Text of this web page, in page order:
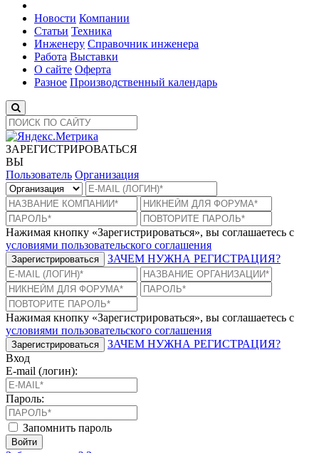
Новости Компании
Статьи Техника
Инженеру Справочник инженера
Работа Выставки
О сайте Оферта
Разное Производственный календарь
ЗАРЕГИСТРИРОВАТЬСЯ
ВЫ
Пользователь Организация
Нажимая кнопку «Зарегистрироваться», вы соглашаетесь с
условиями пользовательского соглашения
Зарегистрироваться ЗАЧЕМ НУЖНА РЕГИСТРАЦИЯ?
Нажимая кнопку «Зарегистрироваться», вы соглашаетесь с
условиями пользовательского соглашения
Зарегистрироваться
ЗАЧЕМ НУЖНА РЕГИСТРАЦИЯ?
Вход
E-mail (логин):
Пароль:
Запомнить пароль
Войти